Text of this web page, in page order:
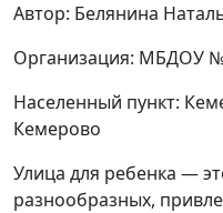
Автор: Белянина
Организация: МБДОУ
Населенный пункт:
Кемерово
Улица для ребенка —
разнообразных,